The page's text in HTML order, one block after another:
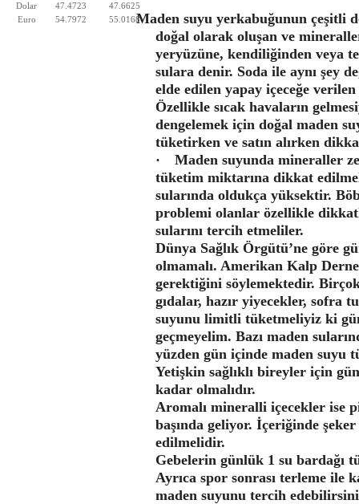
Dolar
47.4723
47.6625
Euro
54.7972 55.0168Maden suyu yerkabuğunun çeşitli
doğal olarak oluşan ve
yeryüzüne, kendiliğinden veya
sulara denir. Soda ile aynı şey
elde edilen yapay içeceğe
Özellikle sıcak havaların
dengelemek için doğal maden
tüketirken ve satın alırken
·
Maden suyunda mineraller
tüketim miktarına dikkat
sularında oldukça yüksektir.
problemi olanlar özellikle
sularını tercih etmeliler.
Dünya Sağlık Örgütü’ne göre
olmamalı. Amerikan Kalp
gerektiğini söylemektedir.
gıdalar, hazır yiyecekler, sofra
suyunu limitli tüketmeliyiz ki
geçmeyelim. Bazı maden
yüzden gün içinde maden suyu
Yetişkin sağlıklı bireyler için
kadar olmalıdır.
Aromalı mineralli içecekler ise
başında geliyor. İçeriğinde
edilmelidir.
Gebelerin günlük 1 su bardağı
Ayrıca spor sonrası terleme ile
maden suyunu tercih